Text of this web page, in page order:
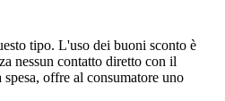
tipo. L'uso dei buoni sconto è
nessun contatto diretto con il
offre al consumatore uno